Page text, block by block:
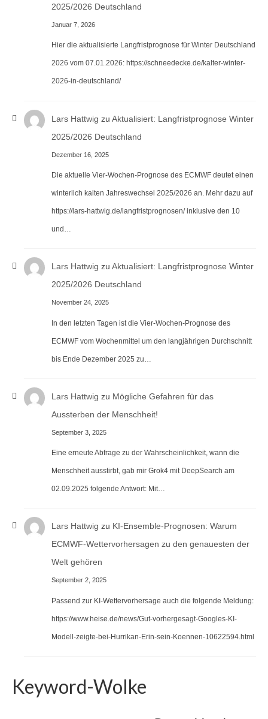
2025/2026 Deutschland
Januar 7, 2026
Hier die aktualisierte Langfristprognose für Winter Deutschland
2026 vom 07.01.2026: https://schneedecke.de/kalter-winter-
2026-in-deutschland/
Lars Hattwig zu Aktualisiert: Langfristprognose Winter
2025/2026 Deutschland
Dezember 16, 2025
Die aktuelle Vier-Wochen-Prognose des ECMWF deutet einen
winterlich kalten Jahreswechsel 2025/2026 an. Mehr dazu auf
https://lars-hattwig.de/langfristprognosen/ inklusive den 10
und…
Lars Hattwig zu Aktualisiert: Langfristprognose Winter
2025/2026 Deutschland
November 24, 2025
In den letzten Tagen ist die Vier-Wochen-Prognose des
ECMWF vom Wochenmittel um den langjährigen Durchschnitt
bis Ende Dezember 2025 zu…
Lars Hattwig zu Mögliche Gefahren für das
Aussterben der Menschheit!
September 3, 2025
Eine erneute Abfrage zu der Wahrscheinlichkeit, wann die
Menschheit ausstirbt, gab mir Grok4 mit DeepSearch am
02.09.2025 folgende Antwort: Mit…
Lars Hattwig zu KI-Ensemble-Prognosen: Warum
ECMWF-Wettervorhersagen zu den genauesten der
Welt gehören
September 2, 2025
Passend zur KI-Wettervorhersage auch die folgende Meldung:
https://www.heise.de/news/Gut-vorhergesagt-Googles-KI-
Modell-zeigte-bei-Hurrikan-Erin-sein-Koennen-10622594.html
Keyword-Wolke